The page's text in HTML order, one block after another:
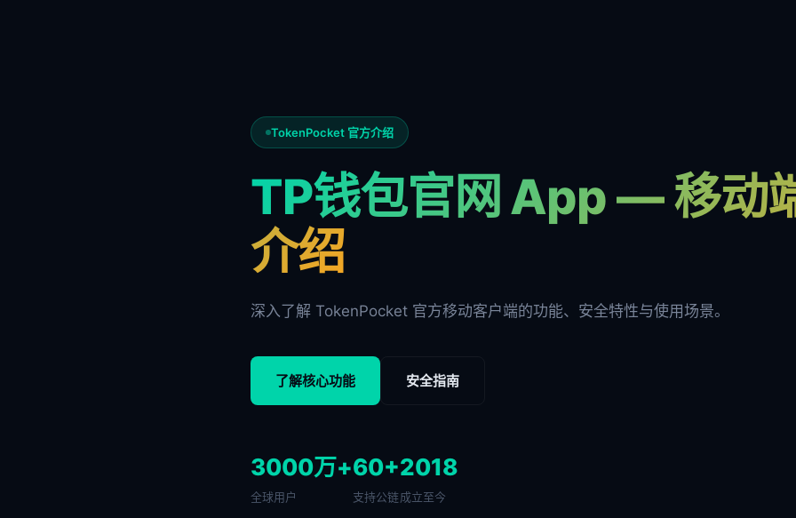
TokenPocket 官方介绍
TP钱包官网 App — 移动
介绍
深入了解 TokenPocket 官方移动客户端的功能、安全特性与使用场景。
了解核心功能 安全指南
3000万+
全球用户
60+
支持公链
2018
成立至今